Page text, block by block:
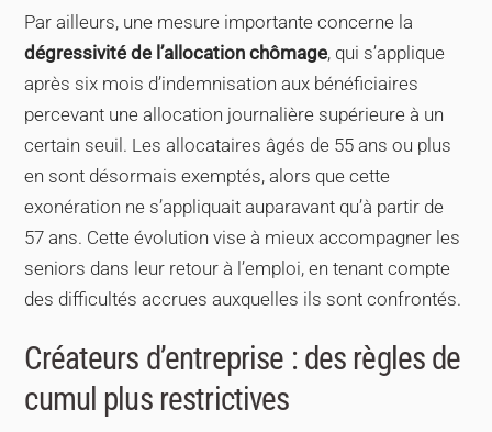
Par ailleurs, une mesure importante concerne la
dégressivité de l’allocation chômage, qui s’applique
après six mois d’indemnisation aux bénéficiaires
percevant une allocation journalière supérieure à un
certain seuil. Les allocataires âgés de 55 ans ou plus
en sont désormais exemptés, alors que cette
exonération ne s’appliquait auparavant qu’à partir de
57 ans. Cette évolution vise à mieux accompagner les
seniors dans leur retour à l’emploi, en tenant compte
des difficultés accrues auxquelles ils sont confrontés.
Créateurs d’entreprise : des règles de
cumul plus restrictives